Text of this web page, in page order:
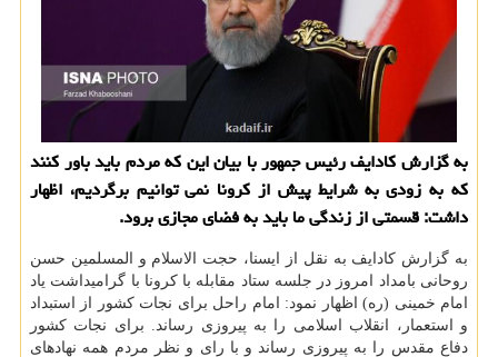
به گزارش كادایف رئیس جمهور با بیان این كه مردم باید باور كنند
كه به زودی به شرایط پیش از كرونا نمی توانیم برگردیم، اظهار
داشت: قسمتی از زندگی ما باید به فضای مجازی برود.
به گزارش کادایف به نقل از ایسنا، حجت الاسلام و المسلمین حسن
روحانی بامداد امروز در جلسه ستاد مقابله با کرونا با گرامیداشت یاد
امام خمینی (ره) اظهار نمود: امام راحل برای نجات کشور از استبداد
و استعمار، انقلاب اسلامی را به پیروزی رساند. برای نجات کشور
دفاع مقدس را به پیروزی رساند و با رای و نظر مردم همه نهادهای